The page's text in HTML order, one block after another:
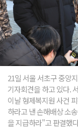
21일 서울 서초구 중앙
기자회견을 하고 있다.
이날 형제복지원 사건
하라고 낸 손해배상 소
을 지급하라"고 판결했